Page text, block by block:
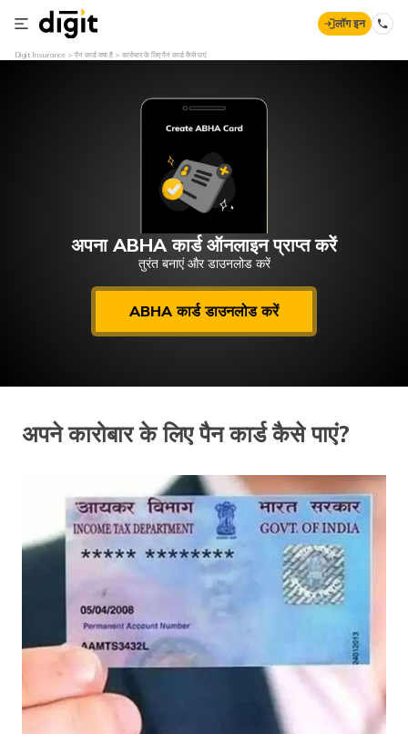
लॉग इन
Digit Insurance पैन कार्ड क्या है कारोबार के लिए पैन कार्ड कैसे पाएं
अपना ABHA कार्ड ऑनलाइन प्राप्त करें
तुरंत बनाएं और डाउनलोड करें
ABHA कार्ड डाउनलोड करें
अपने कारोबार के लिए पैन कार्ड कैसे पाएं?